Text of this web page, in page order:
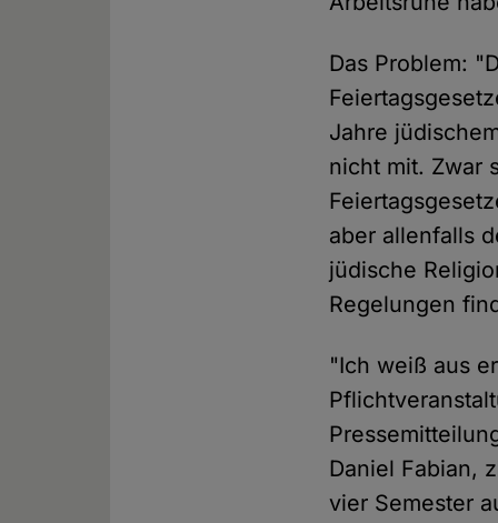
Das Problem:
Jahre
nicht mit. Zwar
aber allenfalls
jüdische
Regelungen
"Ich weiß aus
Daniel Fabian,
vier Semester